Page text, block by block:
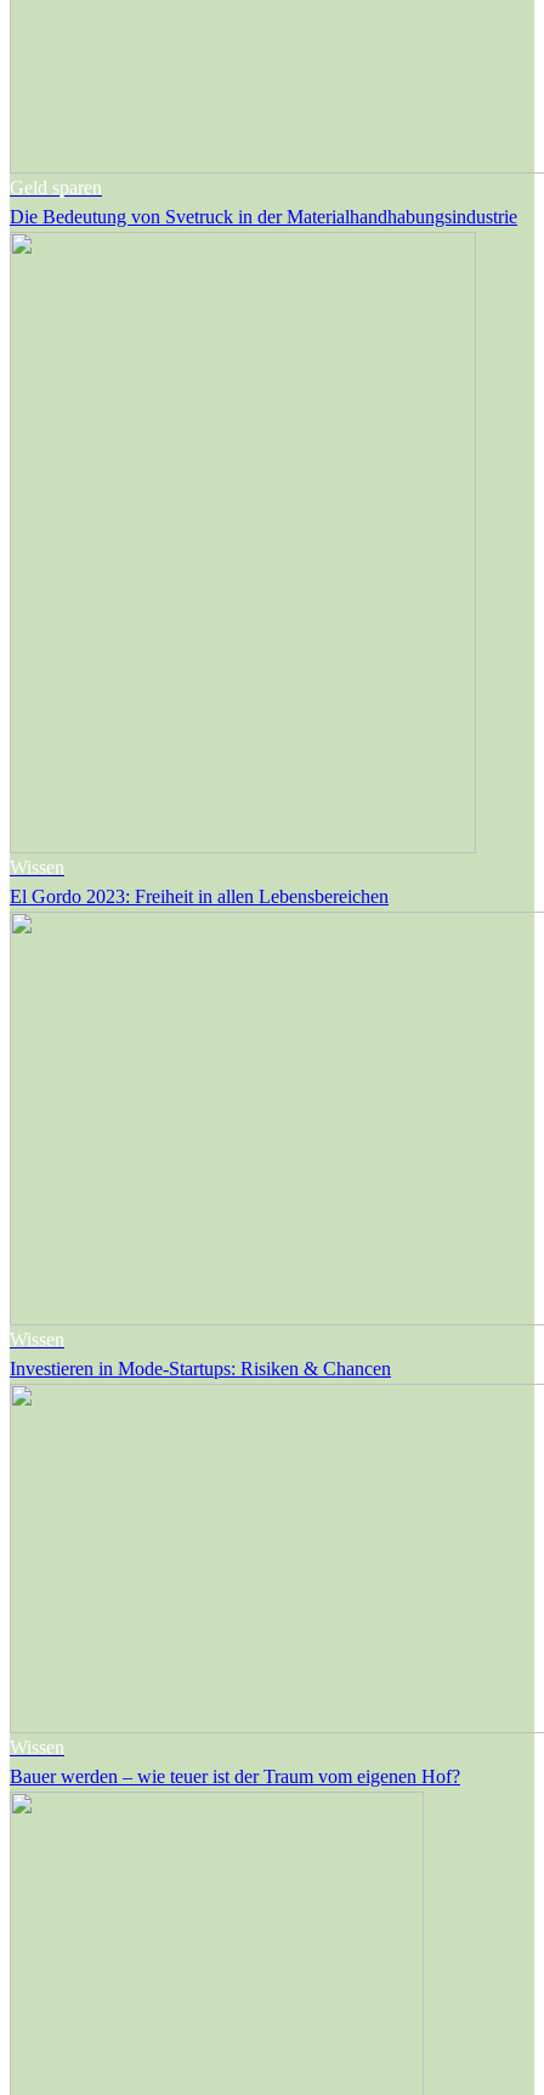
Geld sparen
Die Bedeutung von Svetruck in der Materialhandhabungsindustrie
Wissen
El Gordo 2023: Freiheit in allen Lebensbereichen
Wissen
Investieren in Mode-Startups: Risiken & Chancen
Wissen
Bauer werden – wie teuer ist der Traum vom eigenen Hof?